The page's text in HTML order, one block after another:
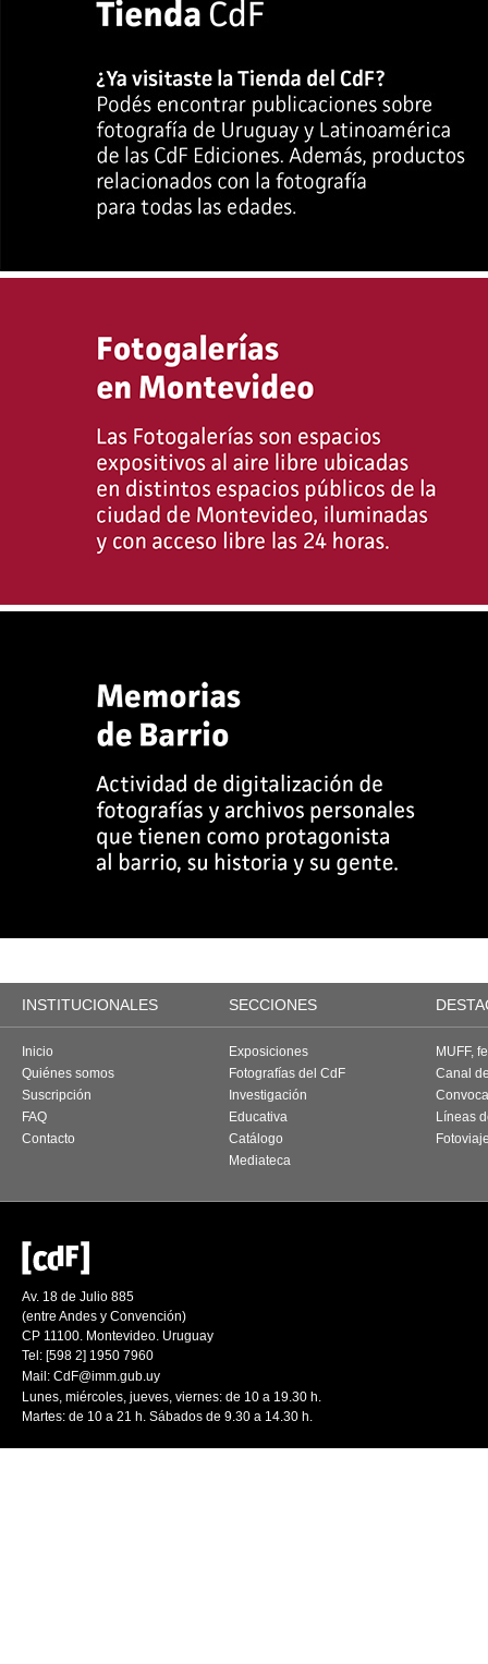
INSTITUCIONALES SECCIONES
Inicio
Quiénes somos
Suscripción
FAQ
Contacto
Exposiciones
Fotografías del CdF
Investigación
Educativa
Catálogo
Mediateca
MUFF,
Canal
Líneas
Av. 18 de Julio 885
(entre Andes y Convención)
CP 11100. Montevideo. Uruguay
Tel: [598 2] 1950 7960
Mail: CdF@imm.gub.uy
Lunes, miércoles, jueves, viernes: de 10 a 19.30 h.
Martes: de 10 a 21 h. Sábados de 9.30 a 14.30 h.